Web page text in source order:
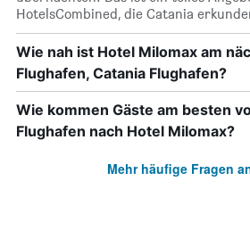
HotelsCombined, die Catania
Wie nah ist Hotel Milomax am
Flughafen, Catania Flughafen?
Wie kommen Gäste am besten
Flughafen nach Hotel Milomax?
Mehr häufige Fragen